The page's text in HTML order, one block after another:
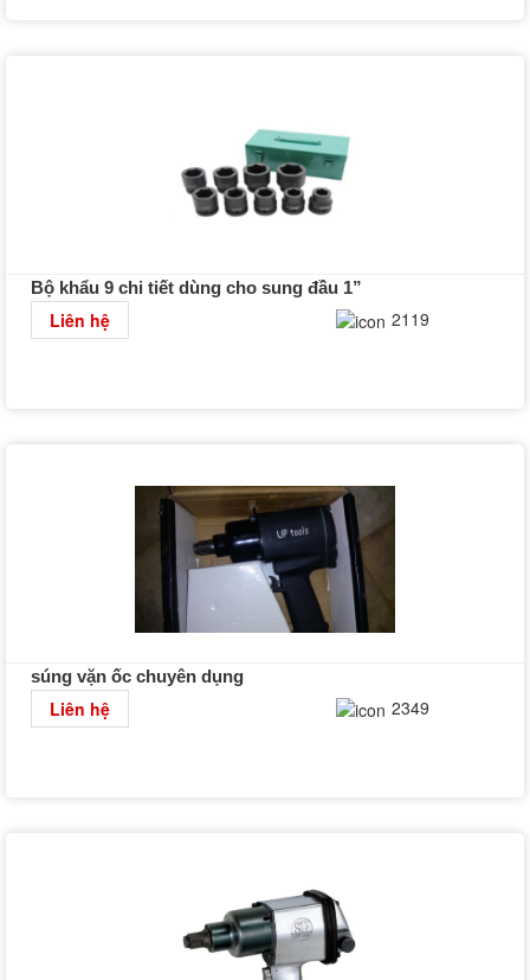
Bộ khẩu 9 chi tiết dùng cho sung đầu 1”
Liên hệ 2119
súng vặn ốc chuyên dụng
Liên hệ 2349